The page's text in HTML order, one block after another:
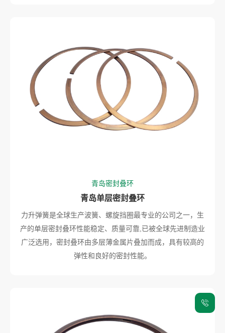
青岛密封叠环
青岛单层密封叠环
力升弹簧是全球生产波簧、螺旋挡圈最专业的公司之一，生
产的单层密封叠环性能稳定、质量可靠,已被全球先进制造业
广泛选用，密封叠环由多层薄金属片叠加而成，具有较高的
弹性和良好的密封性能。